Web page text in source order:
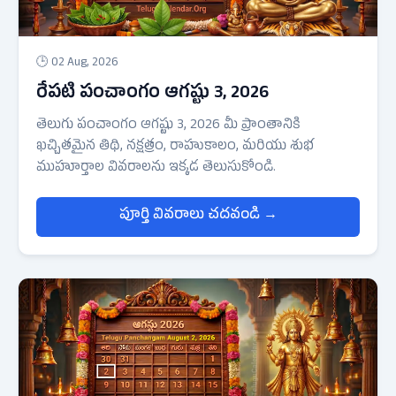
🕒 02 Aug, 2026
రేపటి పంచాంగం ఆగష్టు 3, 2026
తెలుగు పంచాంగం ఆగష్టు 3, 2026 మీ ప్రాంతానికి
ఖచ్చితమైన తిథి, నక్షత్రం, రాహుకాలం, మరియు శుభ
ముహూర్తాల వివరాలను ఇక్కడ తెలుసుకోండి.
పూర్తి వివరాలు చదవండి →